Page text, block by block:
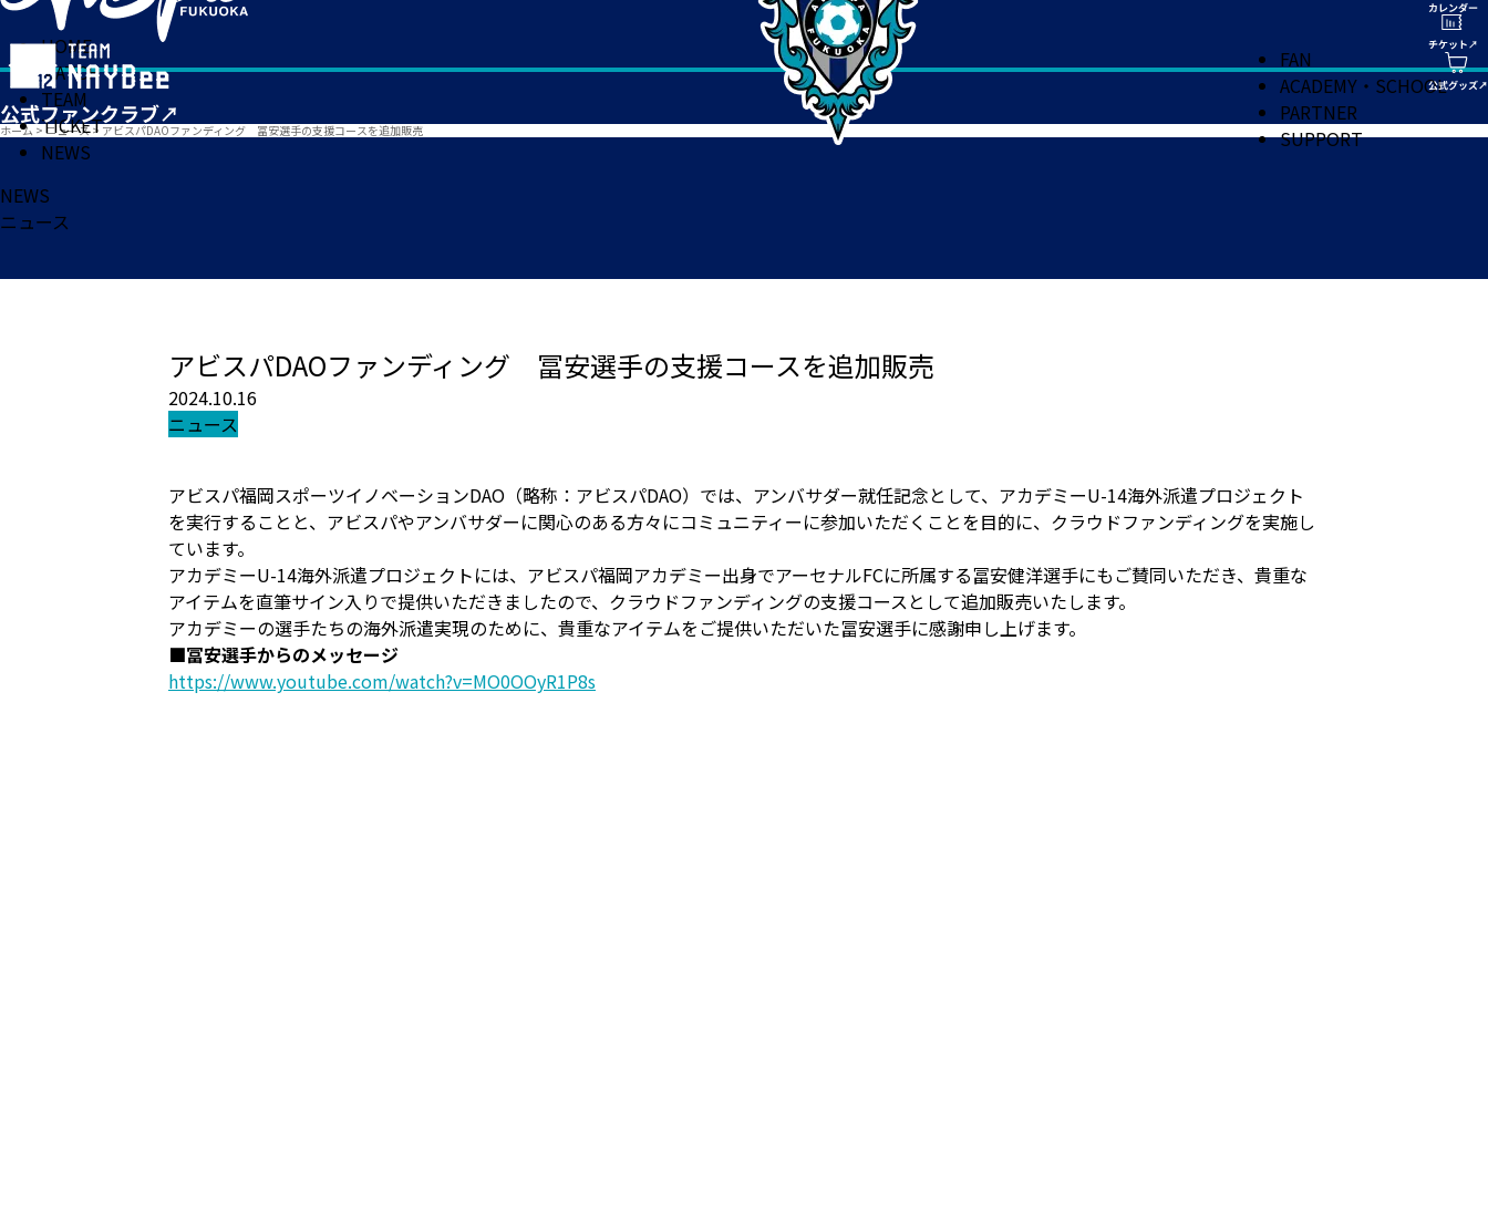
HOME
MATCH
TEAM
TICKET
NEWS
FAN
ACADEMY・SCHOOL
PARTNER
SUPPORT
ホーム > ニュース> アビスパDAOファンディング 冨安選手の支援コースを追加販売
NEWS
ニュース
アビスパDAOファンディング 冨安選手の支援コースを追加販売
2024.10.16
ニュース
アビスパ福岡スポーツイノベーションDAO（略称：アビスパDAO）では、アンバサダー就任記念として、アカデミーU-14海外派遣プロジェクト
を実行することと、アビスパやアンバサダーに関心のある方々にコミュニティーに参加いただくことを目的に、クラウドファンディングを実施し
ています。
アカデミーU-14海外派遣プロジェクトには、アビスパ福岡アカデミー出身でアーセナルFCに所属する冨安健洋選手にもご賛同いただき、貴重な
アイテムを直筆サイン入りで提供いただきましたので、クラウドファンディングの支援コースとして追加販売いたします。
アカデミーの選手たちの海外派遣実現のために、貴重なアイテムをご提供いただいた冨安選手に感謝申し上げます。
■冨安選手からのメッセージ
https://www.youtube.com/watch?v=MO0OOyR1P8s